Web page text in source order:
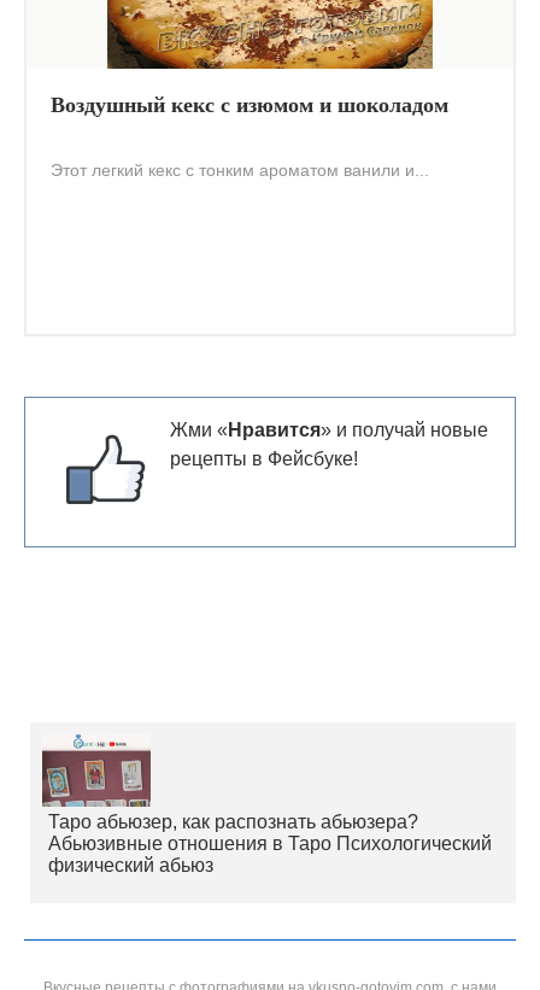
Воздушный кекс с изюмом и шоколадом
Этот легкий кекс с тонким ароматом ванили и...
Жми « Нравится» и получай новые
рецепты в Фейсбуке!
Таро абьюзер, как распознать абьюзера?
Абьюзивные отношения в Таро Психологический
физический абьюз